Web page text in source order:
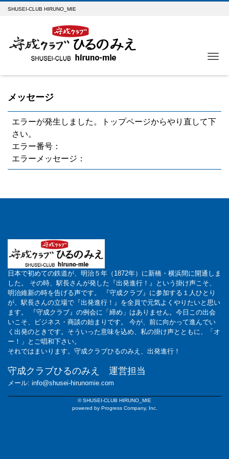
SHUSEI-CLUB HIRUNO_MIE
メッセージ
エラーが発生しました。トップページからやり直して下
さい。
エラー番号：
エラーメッセージ：
日本で初めての鉄道が、明治５年（1872年）に新橋・横浜間に開通しま
した。 その時、駅長さんが発した『出発進行！』という掛け声こそ、
明治維新の時を告げる声です。 『守成クラブ』に参加する１人ひとり
が、駅長さんの立場で『出発進行！』を全員で元気よくやりたいと思い
ます。 『守成クラブ』の例会に「締め」はありません。今日この出会
いこそ、ビジネス・商談の始まりです。 今が、前に向かって進んでい
く出発のときです。そういった意味を込め、私の掛け声とともに、「オ
ー！」とご唱和下さい。
それではまいります。守成クラブひるのみえ、出発進行！
守成クラブひるのみえ 運営担当
メール: info@shusei-hirunomie.com
© SHUSEI-CLUB HIRUNO_MIE
powered by Progress Company, Inc.